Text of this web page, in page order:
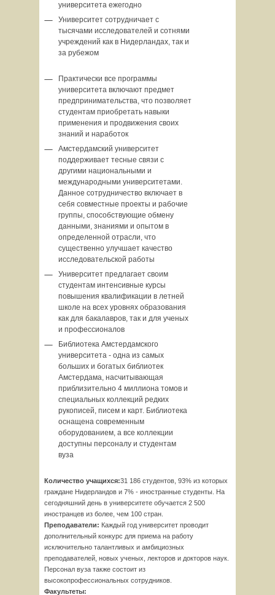
университета ежегодно
Университет сотрудничает с
тысячами исследователей и сотнями
учреждений как в Нидерландах, так и
за рубежом
Практически все программы
университета включают предмет
предпринимательства, что позволяет
студентам приобретать навыки
применения и продвижения своих
знаний и наработок
Амстердамский университет
поддерживает тесные связи с
другими национальными и
международными университетами.
Данное сотрудничество включает в
себя совместные проекты и рабочие
группы, способствующие обмену
данными, знаниями и опытом в
определенной отрасли, что
существенно улучшает качество
исследовательской работы
Университет предлагает своим
студентам интенсивные курсы
повышения квалификации в летней
школе на всех уровнях образования
как для бакалавров, так и для ученых
и профессионалов
Библиотека Амстердамского
университета - одна из самых
больших и богатых библиотек
Амстердама, насчитывающая
приблизительно 4 миллиона томов и
специальных коллекций редких
рукописей, писем и карт. Библиотека
оснащена современным
оборудованием, а все коллекции
доступны персоналу и студентам
вуза
Количество учащихся:31 186 студентов, 93% из которых
граждане Нидерландов и 7% - иностранные студенты. На
сегодняшний день в университете обучается 2 500
иностранцев из более, чем 100 стран.
Преподаватели: Каждый год университет проводит
дополнительный конкурс для приема на работу
исключительно талантливых и амбициозных
преподавателей, новых ученых, лекторов и докторов наук.
Персонал вуза также состоит из
высокопрофессиональных сотрудников.
Факультеты: